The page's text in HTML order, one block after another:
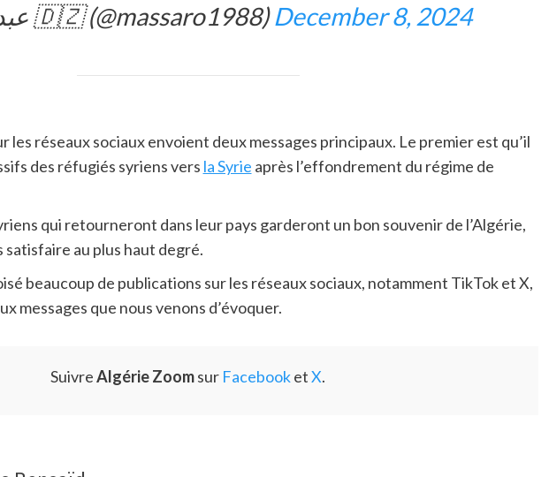
— عبد الله²¹³ 🇩🇿 (@massaro1988)December 8, 2024
les réseaux sociaux envoient deux messages principaux. Le premier est qu’il
des réfugiés syriens vers la Syrie après l’effondrement du régime de
qui retourneront dans leur pays garderont un bon souvenir de l’Algérie,
satisfaire au plus haut degré.
beaucoup de publications sur les réseaux sociaux, notamment TikTok et X,
messages que nous venons d’évoquer.
SuivreAlgérie Zoomsur FacebooketX.